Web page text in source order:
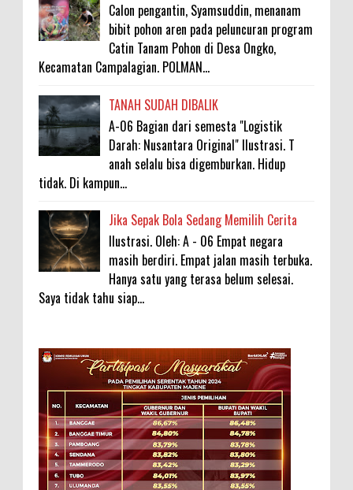
Calon pengantin, Syamsuddin, menanam
bibit pohon aren pada peluncuran program
Catin Tanam Pohon di Desa Ongko,
Kecamatan Campalagian. POLMAN...
TANAH SUDAH DIBALIK
A-06 Bagian dari semesta "Logistik
Darah: Nusantara Original" Ilustrasi. T
anah selalu bisa digemburkan. Hidup
tidak. Di kampun...
Jika Sepak Bola Sedang Memilih Cerita
Ilustrasi. Oleh: A - 06 Empat negara
masih berdiri. Empat jalan masih terbuka.
Hanya satu yang terasa belum selesai.
Saya tidak tahu siap...